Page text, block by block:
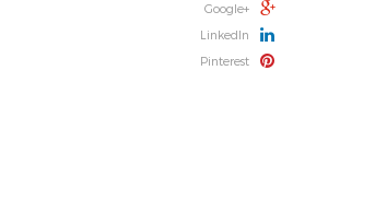
Google+
LinkedIn
Pinterest